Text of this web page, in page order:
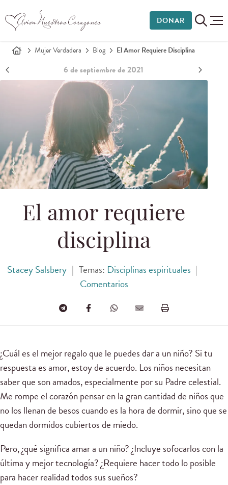
DONAR
Mujer Verdadera Blog El Amor Requiere Disciplina
6 de septiembre de 2021
El amor requiere
disciplina
Stacey Salsbery | Temas: Disciplinas espirituales |
Comentarios
¿Cuál es el mejor regalo que le puedes dar a un niño? Si tu
respuesta es amor, estoy de acuerdo. Los niños necesitan
saber que son amados, especialmente por su Padre celestial.
Me rompe el corazón pensar en la gran cantidad de niños que
no los llenan de besos cuando es la hora de dormir, sino que se
quedan dormidos cubiertos de miedo.
Pero, ¿qué significa amar a un niño? ¿Incluye sofocarlos con la
última y mejor tecnología? ¿Requiere hacer todo lo posible
para hacer realidad todos sus sueños?